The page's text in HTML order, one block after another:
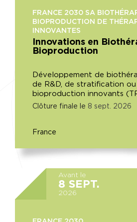
FRANCE 2030 SA
BIOPRODUCTION DE
INNOVANTES
Innovations en
Bioproduction
Développement de
de R&D, de stratification ou
bioproduction innovants
Clôture finale le 8 sept. 2026
France
Avant le
8 SEPT.
2026